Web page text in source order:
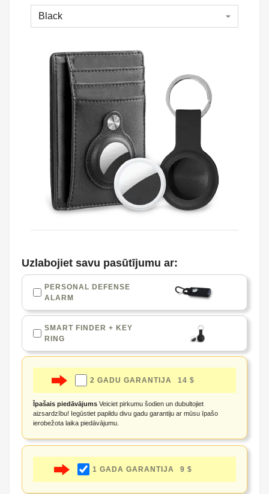
Uzlabojiet savu pasūtījumu ar:
PERSONAL DEFENSE
ALARM
SMART FINDER + KEY
RING
2 GADU GARANTIJA 14 $
Īpašais piedāvājums Veiciet pirkumu šodien un dubultojiet
aizsardzību! Iegūstiet papildu divu gadu garantiju ar mūsu īpašo
ierobežota laika piedāvājumu.
1 GADA GARANTIJA 9 $